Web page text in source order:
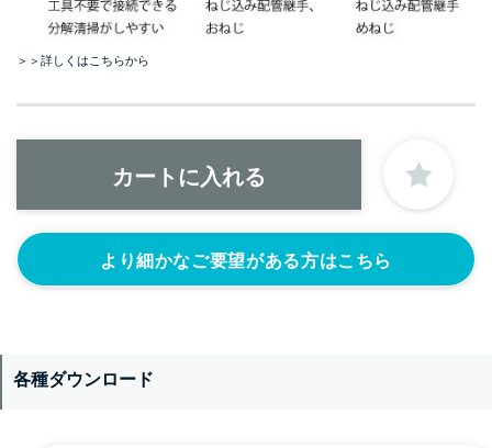
＞＞詳しくはこちらから
より細かなご要望がある方はこちら
各種ダウンロード